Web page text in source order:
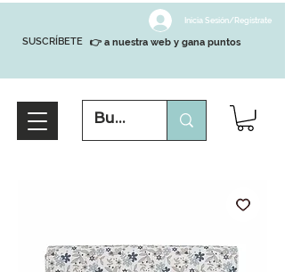
SUSCRÍBETE
Inicia Sesión/Regístrate
👉 a nuestra web y gana puntos